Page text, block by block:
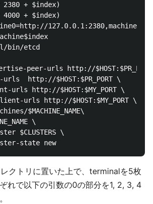
2380 + $index)
4000 + $index)
bin/etcd
peer-urls http://
urls  http://$HOST:$PR_PORT \
urls http://$HOST:$MY_PORT \
urls http://$HOST:$MY_PORT \
$MACHINE_NAME\
\
$CLUSTERS \
クトリに置いた上で、terminalを5枚
れで以下の引数の0の部分を1, 2, 3, 4